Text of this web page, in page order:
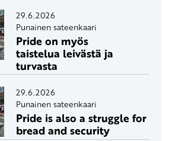
29.6.2026
Punainen sateenkaari
Pride on myös
taistelua leivästä ja
turvasta
29.6.2026
Punainen sateenkaari
Pride is also a struggle for
bread and security